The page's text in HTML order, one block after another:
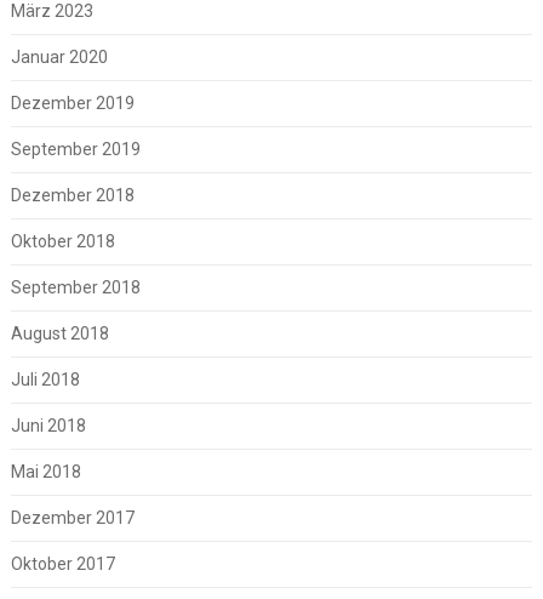
März 2023
Januar 2020
Dezember 2019
September 2019
Dezember 2018
Oktober 2018
September 2018
August 2018
Juli 2018
Juni 2018
Mai 2018
Dezember 2017
Oktober 2017